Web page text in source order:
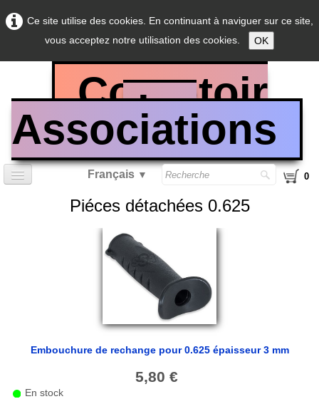
Ce site utilise des cookies. En continuant à naviguer sur ce site,
vous acceptez notre utilisation des cookies.
OK
Comptoir
des
Associations
Français ▼ 0
Accueil
Sarbacane calibre 0.40
Sarbacane calibre 0.50
Sarbacane calibre 0.625
Sarbacane Tout Petits
Rangement, Entretien et repose sarbacane
Piéces détachées 0.625
Embouchure de rechange pour 0.625 épaisseur 3 mm
5,80 €
En stock